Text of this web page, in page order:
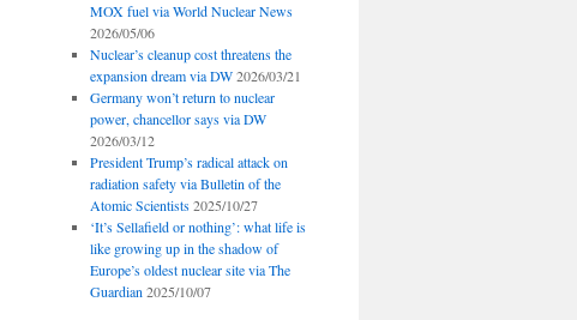
MOX fuel via World Nuclear News
2026/05/06
Nuclear’s cleanup cost threatens the
expansion dream via DW 2026/03/21
Germany won’t return to nuclear
power, chancellor says via DW
2026/03/12
President Trump’s radical attack on
radiation safety via Bulletin of the
Atomic Scientists 2025/10/27
‘It’s Sellafield or nothing’: what life is
like growing up in the shadow of
Europe’s oldest nuclear site via The
Guardian 2025/10/07